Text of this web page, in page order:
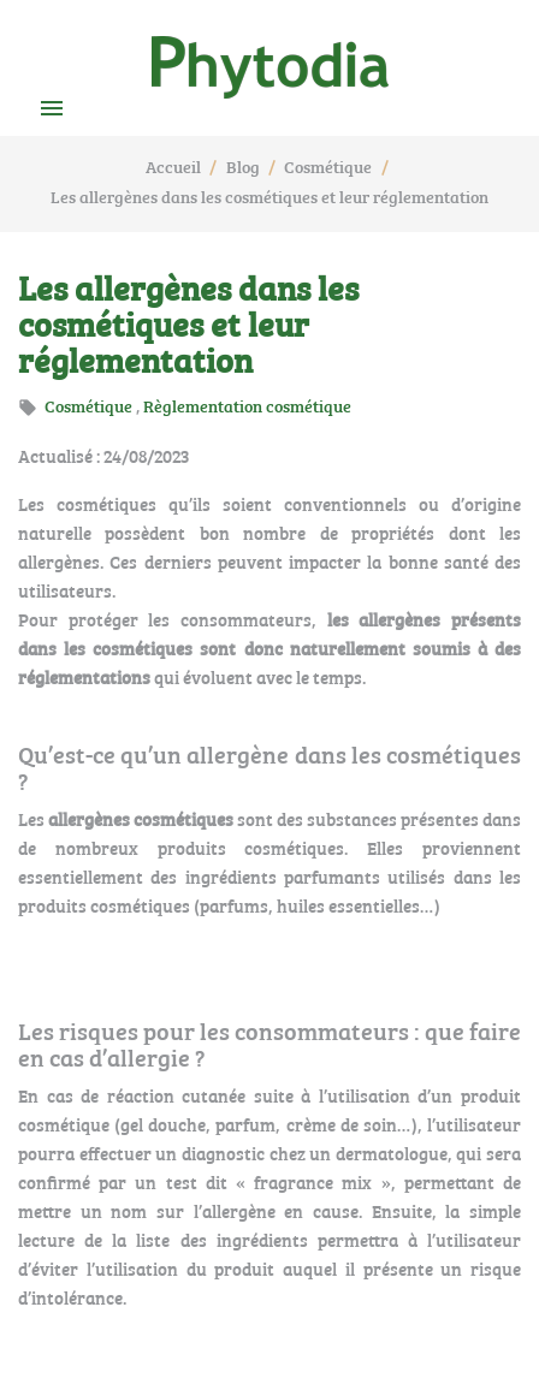

Accueil Blog
Cosmétique
Les allergènes dans les cosmétiques et leur réglementation
Les allergènes dans les
cosmétiques et leur
réglementation
 Cosmétique,Règlementation cosmétique
Actualisé : 24/08/2023
Les cosmétiques qu’ils soient conventionnels ou d’origine
naturelle possèdent bon nombre de propriétés dont les
allergènes. Ces derniers peuvent impacter la bonne santé des
utilisateurs.
Pour protéger les consommateurs, les allergènes présents
dans les cosmétiques sont donc naturellement soumis à des
réglementationsqui évoluent avec le temps.
Qu’est-ce qu’un allergène dans les cosmétiques
?
Lesallergènes cosmétiquessont des substances présentes dans
de nombreux produits cosmétiques. Elles proviennent
essentiellement des ingrédients parfumants utilisés dans les
produits cosmétiques (parfums, huiles essentielles…)
Les risques pour les consommateurs : que faire
en cas d’allergie ?
En cas de réaction cutanée suite à l’utilisation d’un produit
cosmétique (gel douche, parfum, crème de soin…), l’utilisateur
pourra effectuer un diagnostic chez un dermatologue, qui sera
confirmé par un test dit « fragrance mix », permettant de
mettre un nom sur l’allergène en cause. Ensuite, la simple
lecture de la liste des ingrédients permettra à l’utilisateur
d’éviter l’utilisation du produit auquel il présente un risque
d’intolérance.